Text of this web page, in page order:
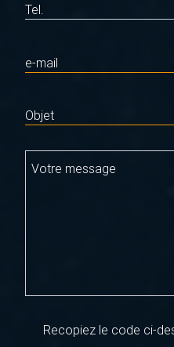
Tel.
e-mail
Objet
Votre message
Recopiez le code ci-